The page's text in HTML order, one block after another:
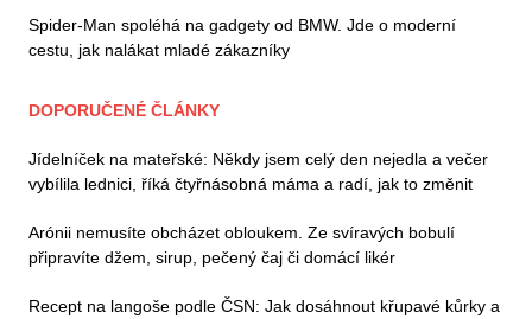
Spider-Man spoléhá na gadgety od BMW. Jde o moderní
cestu, jak nalákat mladé zákazníky
DOPORUČENÉ ČLÁNKY
Jídelníček na mateřské: Někdy jsem celý den nejedla a večer
vybílila lednici, říká čtyřnásobná máma a radí, jak to změnit
Arónii nemusíte obcházet obloukem. Ze svíravých bobulí
připravíte džem, sirup, pečený čaj či domácí likér
Recept na langoše podle ČSN: Jak dosáhnout křupavé kůrky a